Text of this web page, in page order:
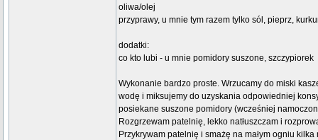
oliwa/olej
przyprawy, u mnie tym razem tylko sól, pieprz,
dodatki:
co kto lubi - u mnie pomidory suszone, szczypiorek
Wykonanie bardzo proste. Wrzucamy do miski
wodę i miksujemy do uzyskania odpowiedniej
posiekane suszone pomidory (wcześniej
Rozgrzewam patelnię, lekko natłuszczam i
Przykrywam patelnię i smażę na małym ogniu